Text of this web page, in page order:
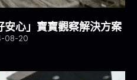
心」寶寶觀察解決方案
08-20